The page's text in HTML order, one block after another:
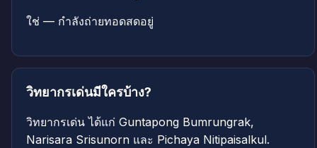
ใช่ — กำลังถ่ายทอดสดอยู่
วิทยากรเด่นมีใครบ้าง?
วิทยากรเด่น ได้แก่ Guntapong Bumrungrak,
Narisara Srisunorn และ Pichaya Nitipaisalkul.